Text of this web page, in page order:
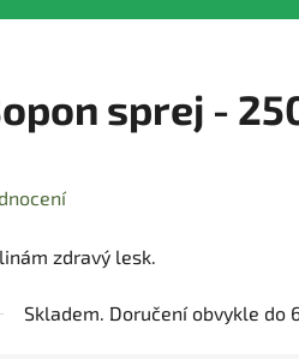
sprej -
zdravý lesk.
Skladem. Doručení obvykle do